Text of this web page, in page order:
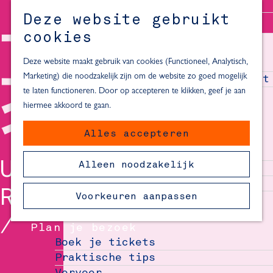
Deze website gebruikt
cookies
Deze website maakt gebruik van cookies (Functioneel, Analytisch,
Marketing) die noodzakelijk zijn om de website zo goed mogelijk
te laten functioneren. Door op accepteren te klikken, geef je aan
hiermee akkoord te gaan.
Alles accepteren
Alleen noodzakelijk
Voorkeuren aanpassen
M
e
n
u
Inspiratie voor een dagje Delft
Dagje naar het strand
Fietsen in de omgeving van Delft
Must-see attracties in de buurt
van Delft
Blijven slapen
24 uur in Delft
48 uur in Delft
72 uur in Delft
Overnachtingslocaties in Delft
Plan je bezoek
Boek je tickets
Praktische tips
UITBLINKER
ROEL